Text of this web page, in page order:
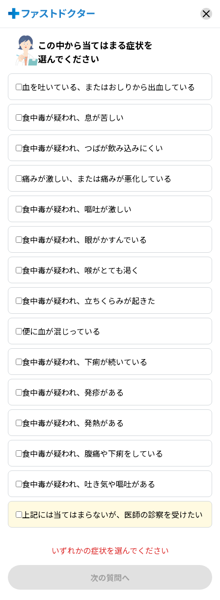
この中から当てはまる症状を
選んでください
血を吐いている、またはおしりから出血している
食中毒が疑われ、息が苦しい
食中毒が疑われ、つばが飲み込みにくい
痛みが激しい、または痛みが悪化している
食中毒が疑われ、嘔吐が激しい
食中毒が疑われ、眼がかすんでいる
食中毒が疑われ、喉がとても渇く
食中毒が疑われ、立ちくらみが起きた
便に血が混じっている
食中毒が疑われ、下痢が続いている
食中毒が疑われ、発疹がある
食中毒が疑われ、発熱がある
食中毒が疑われ、腹痛や下痢をしている
食中毒が疑われ、吐き気や嘔吐がある
上記には当てはまらないが、医師の診察を受けたい
いずれかの症状を選んでください
次の質問へ